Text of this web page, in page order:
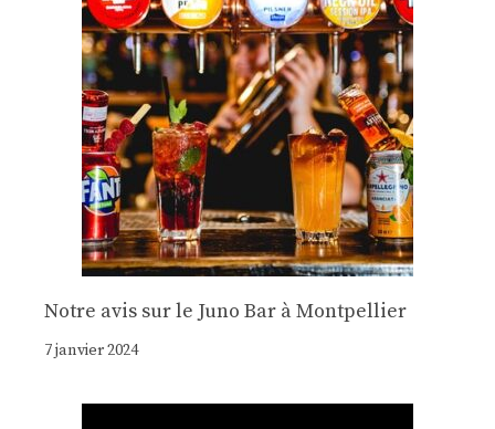
Notre avis sur le Juno Bar à Montpellier
7 janvier 2024